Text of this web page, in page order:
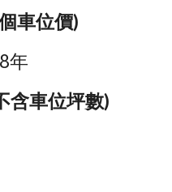
車位價)
年
含車位坪數)